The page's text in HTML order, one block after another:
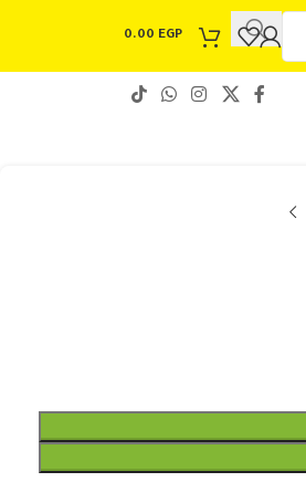
0.00 EGP